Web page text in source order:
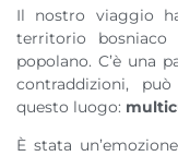
Il nostro viaggio
territorio
popolano. C’è una
contraddizioni,
questo luogo:
È stata